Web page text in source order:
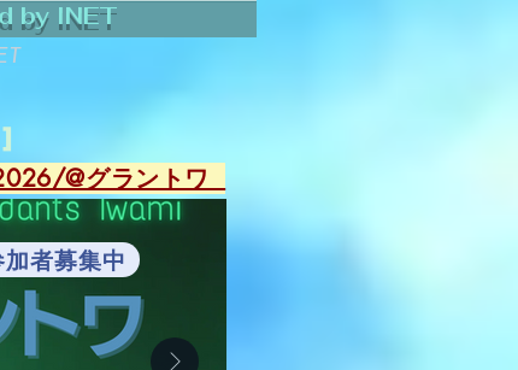
by INET
]
@グラントワ
者募集中